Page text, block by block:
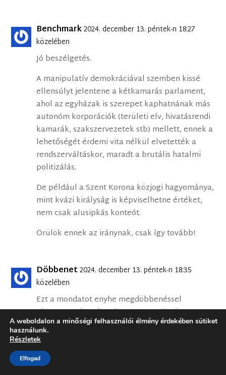
Benchmark2024. december 13. péntek-n 18:27
közelében
Jó beszélgetés.
A manipulatív demokráciával szemben kissé
ellensúlyt jelentene a kétkamarás parlament,
ahol az egyházak is szerepet kaphatnának más
autonóm korporációk (területi elv, hivatásrendi
kamarák, szakszervezetek stb) mellett, ennek a
lehetőségét érdemi vita nélkül elvetették a
rendszerváltáskor, maradt a brutális hatalmi
politizálás.
De például a Szent Korona közjogi hagyománya,
mint kvázi királyság is képviselhetne értéket,
nem csak alusipkás konteót.
Örülök ennek az iránynak, csak így tovább!
Döbbenet2024. december 13. péntek-n 18:35
közelében
Ezt a mondatot enyhe megdöbbenéssel
olvasom: „…ha a hatalom egy meghatározott
kérdésben (akár érdekből) a keresztény
álláspontot képviseli, akkor a hatalommal is
együtt kell működni. Nem mindegy, hogyan, de
például ha a kormányzat jó ügyeket képvisel,
A weboldalon a minőségi felhasználói élmény érdekében sütiket
használunk.
Részletek
Elfogad